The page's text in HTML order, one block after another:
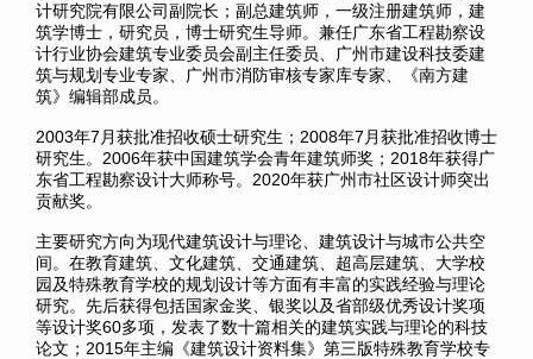
计研究院有限公司副院长；副总建筑师，一级注册建筑师，建
筑学博士，研究员，博士研究生导师。兼任广东省工程勘察设
计行业协会建筑专业委员会副主任委员、广州市建设科技委建
筑与规划专业专家、广州市消防审核专家库专家、《南方建
筑》编辑部成员。
2003年7月获批准招收硕士研究生；2008年7月获批准招收博士
研究生。2006年获中国建筑学会青年建筑师奖；2018年获得广
东省工程勘察设计大师称号。2020年获广州市社区设计师突出
贡献奖。
主要研究方向为现代建筑设计与理论、建筑设计与城市公共空
间。在教育建筑、文化建筑、交通建筑、超高层建筑、大学校
园及特殊教育学校的规划设计等方面有丰富的实践经验与理论
研究。先后获得包括国家金奖、银奖以及省部级优秀设计奖项
等设计奖60多项，发表了数十篇相关的建筑实践与理论的科技
论文；2015年主编《建筑设计资料集》第三版特殊教育学校专